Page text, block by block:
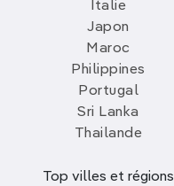
Italie
Japon
Maroc
Philippines
Portugal
Sri Lanka
Thailande
Top villes et régions